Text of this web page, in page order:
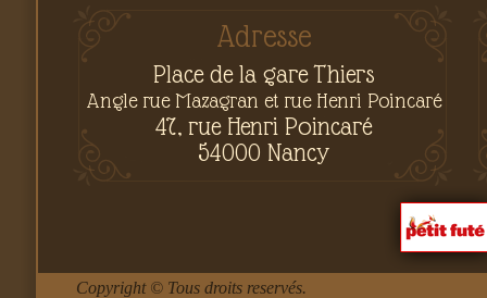
Adresse
Place de la gare Thiers
Angle rue Mazagran et rue Henri Poincaré
47, rue Henri Poincaré
54000 Nancy
Copyright © Tous droits reservés.